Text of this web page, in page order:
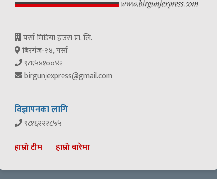
पर्सा मिडिया हाउस प्रा. लि.
बिरगंज-२४, पर्सा
९८६५४१००४२
birgunjexpress@gmail.com
विज्ञापनका लागि
९८१६२२२८५५
हाम्रो टीम हाम्रो बारेमा